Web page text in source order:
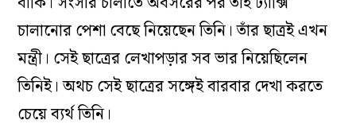
চালানোর পেশা বেছে নিয়েছেন তিনি। তাঁর ছাত্রই এখন
মন্ত্রী। সেই ছাত্রের লেখাপড়ার সব ভার নিয়েছিলেন
তিনিই। অথচ সেই ছাত্রের সঙ্গেই বারবার দেখা করতে
চেয়ে ব্যর্থ তিনি।